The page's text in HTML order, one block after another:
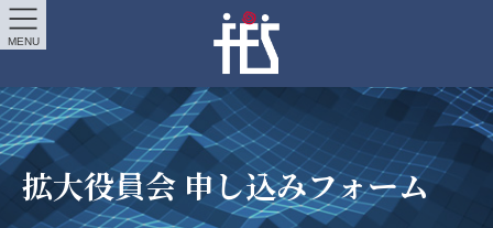
拡大役員会 申し込みフォーム
MENU